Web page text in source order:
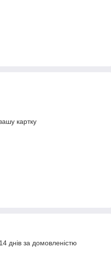
картку
днів за домовленістю